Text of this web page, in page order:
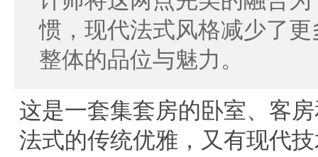
惯，现代法式风格减少了
整体的品位与魅力。
这是一套集套房的卧室、客
法式的传统优雅，又有现代